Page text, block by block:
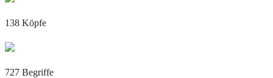
138 Köpfe
727 Begriffe